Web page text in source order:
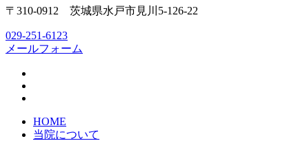
〒310-0912 茨城県水戸市見川5-126-22
029-251-6123
メールフォーム
HOME
当院について